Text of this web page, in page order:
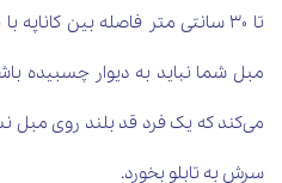
تا 30 سانتی متر فاصله بین
مبل شما نباید به دیوار چسبیده
می‌کند که یک فرد قد بلند روی مبل
سرش به تابلو بخورد.